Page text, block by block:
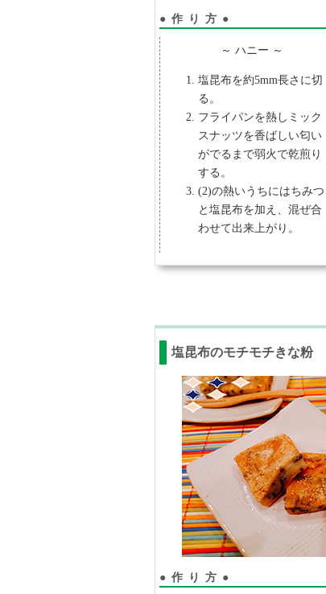
●作り方●
～ ハニー ～
塩昆布を約5mm長さに切
る。
フライパンを熱しミック
スナッツを香ばしい匂い
がでるまで弱火で乾煎り
する。
(2)の熱いうちにはちみつ
と塩昆布を加え、混ぜ合
わせて出来上がり。
塩昆布のモチモチきな粉
●作り方●